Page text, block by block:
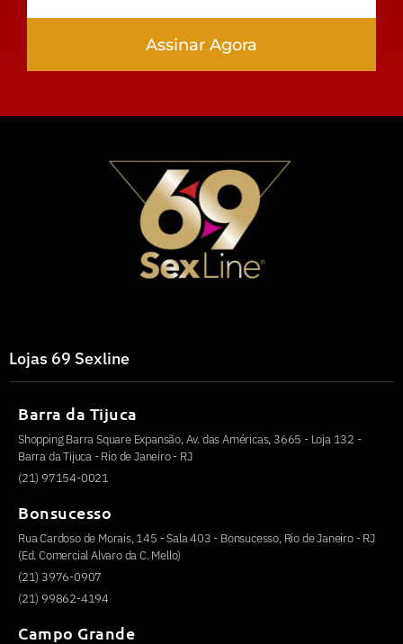
Assinar Agora
Lojas 69 Sexline
Barra da Tijuca
Shopping Barra Square Expansão, Av. das Américas, 3665 - Loja 132 -
Barra da Tijuca - Rio de Janeiro - RJ
(21) 97154-0021
Bonsucesso
Rua Cardoso de Morais, 145 - Sala 403 - Bonsucesso, Rio de Janeiro - RJ
(Ed. Comercial Alvaro da C. Mello)
(21) 3976-0907
(21) 99862-4194
Campo Grande